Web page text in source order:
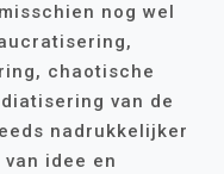
nog wel
chaotische
van de
nadrukkelijker
idee en